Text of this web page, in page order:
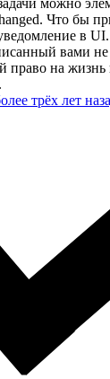
можно
Что бы
в UI.
вами
на жизнь
трёх лет